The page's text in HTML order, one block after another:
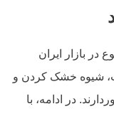
در بازار ایران
شیوه خشک کردن و
در ادامه، با